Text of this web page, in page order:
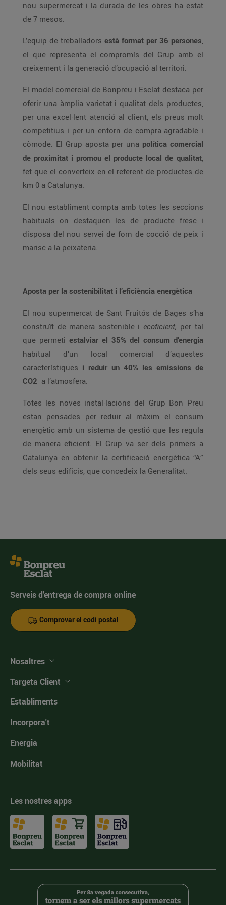
nou supermercat i la durada de les obres ha estat
de 7 mesos.
L’equip de treballadors està format per 36 persones,
el que representa el compromís del Grup amb el
creixement i la generació d’ocupació al territori.
El model comercial de Bonpreu i Esclat destaca per
oferir una àmplia varietat i qualitat dels productes,
per una excel·lent atenció al client, els preus molt
competitius i per un entorn de compra agradable i
còmode. El Grup aposta per una política comercial
de proximitat i promou el producte local de qualitat,
fet que el converteix en el referent de productes de
km 0 a Catalunya.
El nou establiment compta amb totes les seccions
habituals on destaquen les de producte fresc i
disposa del nou servei de forn de cocció de peix i
marisc a la peixateria.
Aposta per la sostenibilitat i l’eficiència energètica
El nou supermercat de Sant Fruitós de Bages s’ha
construït de manera sostenible i ecoficient, per tal
que permeti estalviar el 35% del consum d’energia
habitual d’un local comercial d’aquestes
característiques i reduir un 40% les emissions de
CO2 a l’atmosfera.
Totes les noves instal·lacions del Grup Bon Preu
estan pensades per reduir al màxim el consum
energètic amb un sistema de gestió que les regula
de manera eficient. El Grup va ser dels primers a
Catalunya en obtenir la certificació energètica “A”
dels seus edificis, que concedeix la Generalitat.
Serveis d'entrega de compra online
Comprovar el codi postal
Nosaltres
Targeta Client
Establiments
Incorpora't
Energia
Mobilitat
Les nostres apps